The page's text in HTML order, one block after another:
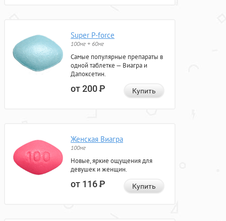
Super P-force
100мг + 60мг
Самые популярные препараты в
одной таблетке — Виагра и
Дапоксетин.
от 200Р Купить
Женская Виагра
100мг
Новые, яркие ощущения для
девушек и женщин.
от 116Р Купить